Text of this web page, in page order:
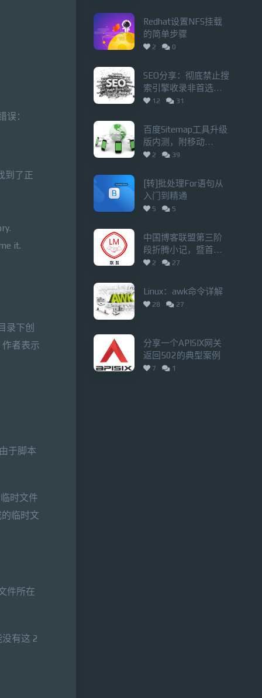
：
到了正
it.
录下创
者表示
于脚本
时文件
临时文
件所在
有这 2
Redhat设置NFS挂载
的简单步骤
2 0
SEO分享：彻底禁止搜
索引擎收录非首选域
名的方法
12 31
百度Sitemap工具升级
版内测，附移动
sitemap.xml的php代码
2 39
[转]批处理For语句从
入门到精通
5 5
中国博客联盟第三阶
段折腾小记，暨首届
有奖活动预告
2 27
Linux：awk命令详解
28 27
分享一个APISIX网关
返回502的典型案例
7 1